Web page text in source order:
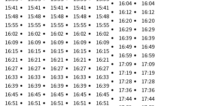
15:41
15:48
15:55
16:02
16:09
16:15
16:21
16:27
16:33
16:39
16:45
16:51
15:41
15:48
15:55
16:02
16:09
16:15
16:21
16:27
16:33
16:39
16:45
16:51
15:41
15:48
15:55
16:02
16:09
16:15
16:21
16:27
16:33
16:39
16:45
16:51
15:41
15:48
15:55
16:02
16:09
16:15
16:21
16:27
16:33
16:39
16:45
16:51
15:41
15:48
15:55
16:02
16:09
16:15
16:21
16:27
16:33
16:39
16:45
16:51
16:04
16:12
16:20
16:29
16:39
16:49
16:59
17:09
17:19
17:28
17:36
17:44
16:04
16:12
16:20
16:29
16:39
16:49
16:59
17:09
17:19
17:28
17:36
17:44